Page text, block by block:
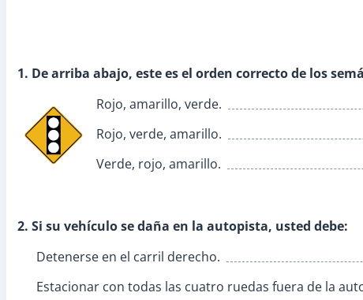
1. De arriba abajo, este es el orden correcto de los
Rojo, amarillo, verde.
Rojo, verde, amarillo.
Verde, rojo, amarillo.
2. Si su vehículo se daña en la autopista, usted debe:
Detenerse en el carril derecho.
Estacionar con todas las cuatro ruedas fuera de la